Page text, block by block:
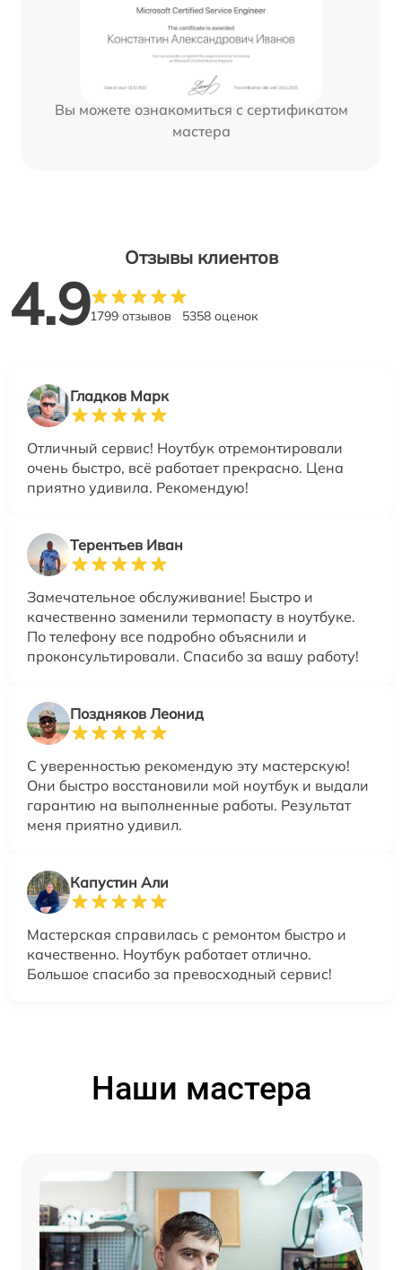
Вы можете ознакомиться с сертификатом
мастера
Отзывы клиентов
4.91799 отзывов 5358 оценок
Гладков Марк
Отличный сервис! Ноутбук отремонтировали
очень быстро, всё работает прекрасно. Цена
приятно удивила. Рекомендую!
Терентьев Иван
Замечательное обслуживание! Быстро и
качественно заменили термопасту в ноутбуке.
По телефону все подробно объяснили и
проконсультировали. Спасибо за вашу работу!
Поздняков Леонид
С уверенностью рекомендую эту мастерскую!
Они быстро восстановили мой ноутбук и выдали
гарантию на выполненные работы. Результат
меня приятно удивил.
Капустин Али
Мастерская справилась с ремонтом быстро и
качественно. Ноутбук работает отлично.
Большое спасибо за превосходный сервис!
Наши мастера